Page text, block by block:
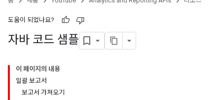
도움이 되었나요?
자바 코드 샘플
이 페이지의 내용
일괄 보고서
보고서 가져오기